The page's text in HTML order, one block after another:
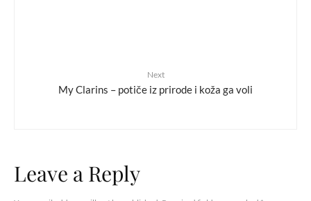
Next
My Clarins – potiče iz prirode i koža ga voli
Leave a Reply